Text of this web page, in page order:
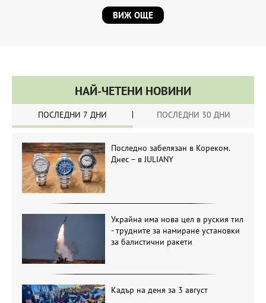
ВИЖ ОЩЕ
НАЙ-ЧЕТЕНИ НОВИНИ
ПОСЛЕДНИ 7 ДНИ ПОСЛЕДНИ 30 ДНИ
Последно забелязан в Кореком.
Днес – в JULIANY
Украйна има нова цел в руския тил
- трудните за намиране установки
за балистични ракети
Кадър на деня за 3 август